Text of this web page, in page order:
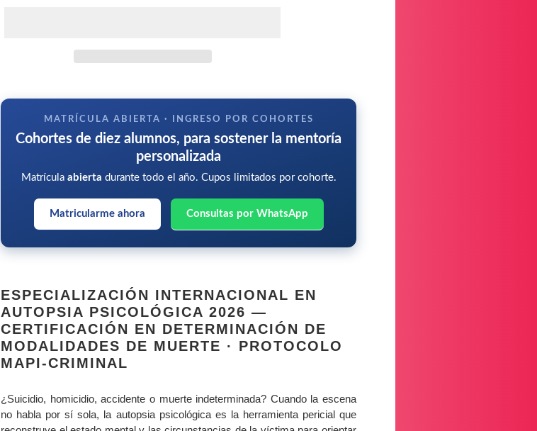
el
MATRÍCULA ABIERTA · INGRESO POR COHORTES
Cohortes de diez alumnos, para sostener la mentoría
personalizada
Matrícula abierta durante todo el año. Cupos limitados por cohorte.
Matricularme ahora Consultas por WhatsApp
ESPECIALIZACIÓN INTERNACIONAL EN
AUTOPSIA PSICOLÓGICA 2026 —
CERTIFICACIÓN EN DETERMINACIÓN DE
MODALIDADES DE MUERTE · PROTOCOLO
MAPI-CRIMINAL
¿Suicidio, homicidio, accidente o muerte indeterminada? Cuando la escena
no habla por sí sola, la autopsia psicológica es la herramienta pericial que